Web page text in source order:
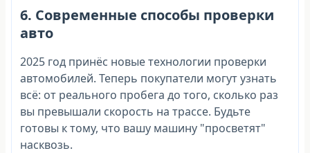
6. Современные способы проверки
авто
2025 год принёс новые технологии проверки
автомобилей. Теперь покупатели могут узнать
всё: от реального пробега до того, сколько раз
вы превышали скорость на трассе. Будьте
готовы к тому, что вашу машину "просветят"
насквозь.